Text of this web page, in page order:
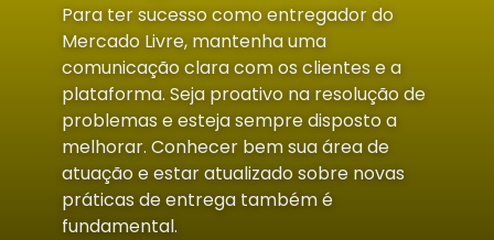
Para ter sucesso como entregador do
Mercado Livre, mantenha uma
comunicação clara com os clientes e a
plataforma. Seja proativo na resolução de
problemas e esteja sempre disposto a
melhorar. Conhecer bem sua área de
atuação e estar atualizado sobre novas
práticas de entrega também é
fundamental.